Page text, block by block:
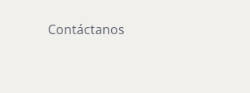
Contáctanos